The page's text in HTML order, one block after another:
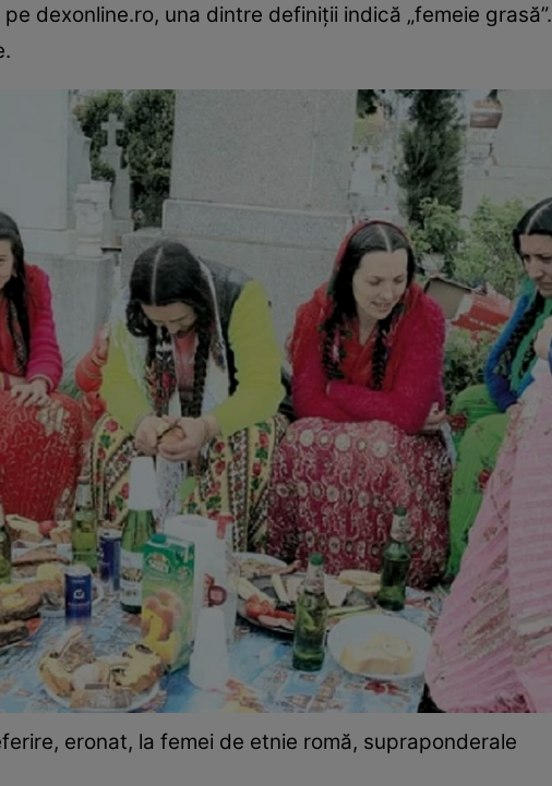
dexonline.ro, una dintre definiții indică „femeie grasă”.
eronat, la femei de etnie romă, supraponderale